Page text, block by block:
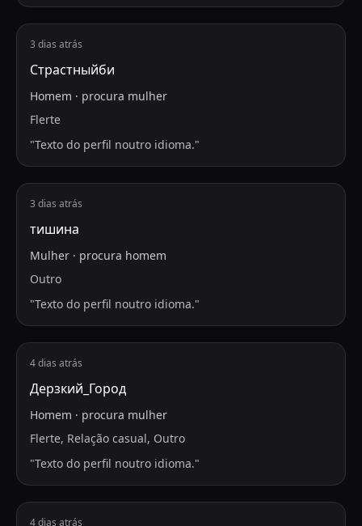
3 dias atrás
Страстныйби
Homem · procura mulher
Flerte
"Texto do perfil noutro idioma."
3 dias atrás
тишина
Mulher · procura homem
Outro
"Texto do perfil noutro idioma."
4 dias atrás
Дерзкий_Город
Homem · procura mulher
Flerte, Relação casual, Outro
"Texto do perfil noutro idioma."
4 dias atrás